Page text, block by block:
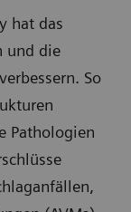
hat das
und die
So
Pathologien